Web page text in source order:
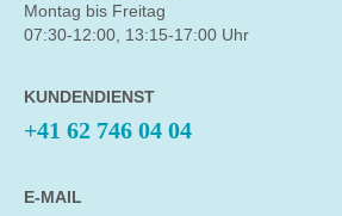
Montag bis Freitag
07:30-12:00, 13:15-17:00 Uhr
KUNDENDIENST
+41 62 746 04 04
E-MAIL